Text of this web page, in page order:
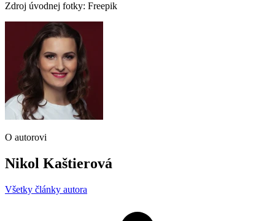
Zdroj úvodnej fotky: Freepik
O autorovi
Nikol Kaštierová
Všetky články autora